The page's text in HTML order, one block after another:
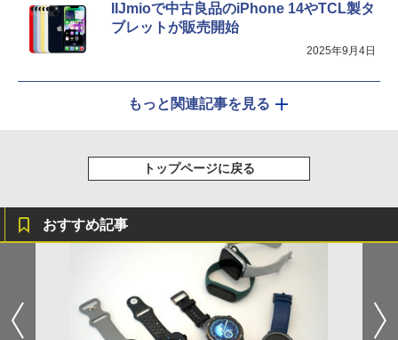
IIJmioで中古良品のiPhone 14やTCL製タ
ブレットが販売開始
2025年9月4日
もっと関連記事を見る
トップページに戻る
おすすめ記事